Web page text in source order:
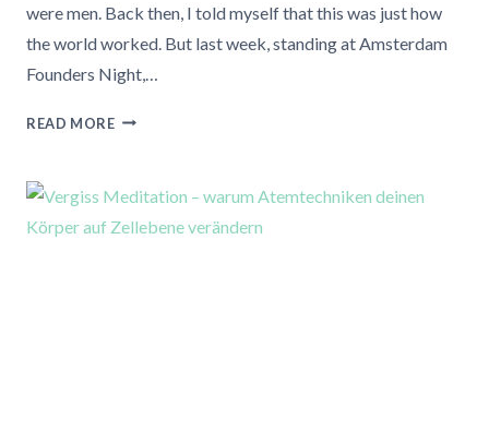
were men. Back then, I told myself that this was just how
the world worked. But last week, standing at Amsterdam
Founders Night,…
READ MOREWE
TO
BUILD